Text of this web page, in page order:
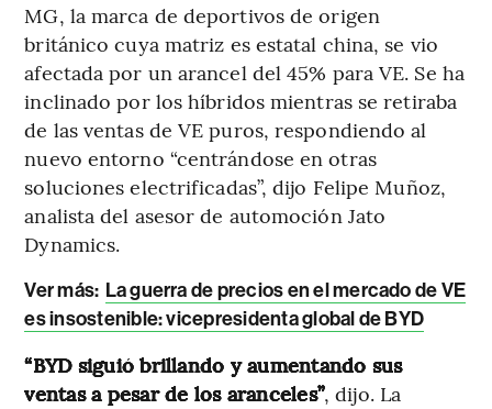
MG, la marca de deportivos de origen
británico cuya matriz es estatal china, se vio
afectada por un arancel del 45% para VE. Se ha
inclinado por los híbridos mientras se retiraba
de las ventas de VE puros, respondiendo al
nuevo entorno “centrándose en otras
soluciones electrificadas”, dijo Felipe Muñoz,
analista del asesor de automoción Jato
Dynamics.
Ver más: La guerra de precios en el mercado de VE
es insostenible: vicepresidenta global de BYD
“BYD siguió brillando y aumentando sus
ventas a pesar de los aranceles”, dijo. La